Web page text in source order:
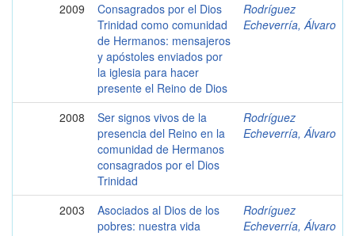
2009
Consagrados por el Dios
Trinidad como comunidad
de Hermanos: mensajeros
y apóstoles enviados por
la iglesia para hacer
presente el Reino de Dios
Rodríguez
Echeverría, Álvaro
2008
Ser signos vivos de la
presencia del Reino en la
comunidad de Hermanos
consagrados por el Dios
Trinidad
Rodríguez
Echeverría, Álvaro
2003
Asociados al Dios de los
pobres: nuestra vida
Rodríguez
Echeverría, Álvaro